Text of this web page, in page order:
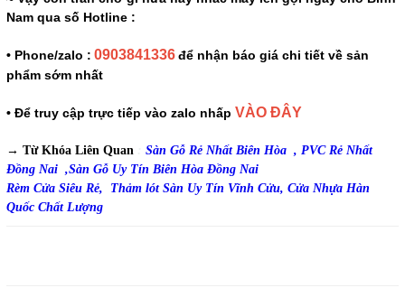
Nam qua số Hotline :
• Phone/zalo : 0903841336 để nhận báo giá chi tiết về sản
phẩm sớm nhất
• Để truy cập trực tiếp vào zalo nhấp VÀO ĐÂY
→ Từ Khóa Liên Quan Sàn Gỗ Rẻ Nhất Biên Hòa , PVC Rẻ Nhất
Đồng Nai ,Sàn Gỗ Uy Tín Biên Hòa Đồng Nai
Rèm Cửa Siêu Rẻ,
Thảm lót Sàn Uy Tín Vĩnh Cửu, Cửa Nhựa Hàn
Quốc Chất Lượng